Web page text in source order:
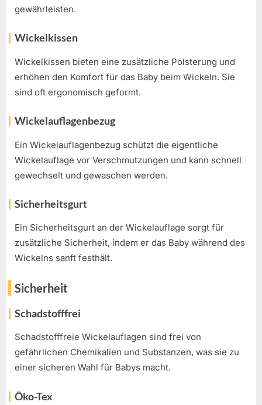
gewährleisten.
Wickelkissen
Wickelkissen bieten eine zusätzliche Polsterung und
erhöhen den Komfort für das Baby beim Wickeln. Sie
sind oft ergonomisch geformt.
Wickelauflagenbezug
Ein Wickelauflagenbezug schützt die eigentliche
Wickelauflage vor Verschmutzungen und kann schnell
gewechselt und gewaschen werden.
Sicherheitsgurt
Ein Sicherheitsgurt an der Wickelauflage sorgt für
zusätzliche Sicherheit, indem er das Baby während des
Wickelns sanft festhält.
Sicherheit
Schadstofffrei
Schadstofffreie Wickelauflagen sind frei von
gefährlichen Chemikalien und Substanzen, was sie zu
einer sicheren Wahl für Babys macht.
Öko-Tex